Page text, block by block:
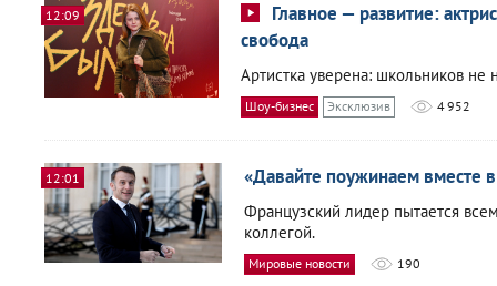
12:09
Главное — развитие:
свобода
Артистка уверена: школьников не
Шоу-бизнес Эксклюзив 4 952
12:01 «Давайте поужинаем вместе
Французский лидер пытается
коллегой.
Мировые новости 190